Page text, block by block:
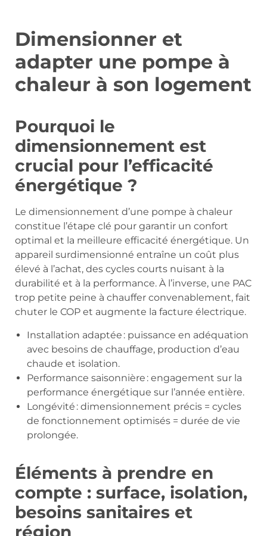
Dimensionner et
adapter une pompe à
chaleur à son logement
Pourquoi le
dimensionnement est
crucial pour l’efficacité
énergétique ?
Le dimensionnement d’une pompe à chaleur
constitue l’étape clé pour garantir un confort
optimal et la meilleure efficacité énergétique. Un
appareil surdimensionné entraîne un coût plus
élevé à l’achat, des cycles courts nuisant à la
durabilité et à la performance. À l’inverse, une PAC
trop petite peine à chauffer convenablement, fait
chuter le COP et augmente la facture électrique.
Installation adaptée : puissance en adéquation
avec besoins de chauffage, production d’eau
chaude et isolation.
Performance saisonnière : engagement sur la
performance énergétique sur l’année entière.
Longévité : dimensionnement précis = cycles
de fonctionnement optimisés = durée de vie
prolongée.
Éléments à prendre en
compte : surface, isolation,
besoins sanitaires et
région